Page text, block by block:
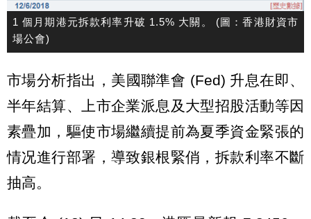
1 個月期港元拆款利率升破 1.5% 大關。 (圖：香港財資市
場公會)
市場分析指出，美國聯準會 (Fed) 升息在即、
半年結算、上市企業派息及大型招股活動等因
素疊加，驅使市場繼續提前為夏季資金緊張的
情况進行部署，導致銀根緊俏，拆款利率不斷
抽高。